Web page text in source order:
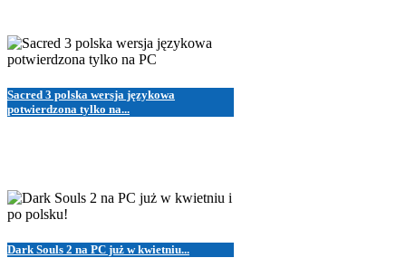
Sacred 3 polska wersja językowa
potwierdzona tylko na...
Dark Souls 2 na PC już w kwietniu...